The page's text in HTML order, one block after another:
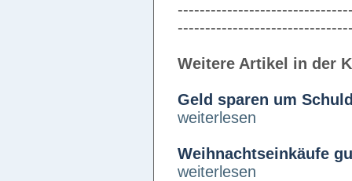
Weitere Artikel in der
Geld sparen um
weiterlesen
Weihnachtseinkäufe
weiterlesen